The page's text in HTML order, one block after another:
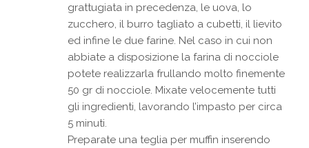
grattugiata in precedenza, le uova, lo
zucchero, il burro tagliato a cubetti, il lievito
ed infine le due farine. Nel caso in cui non
abbiate a disposizione la farina di nocciole
potete realizzarla frullando molto finemente
50 gr di nocciole. Mixate velocemente tutti
gli ingredienti, lavorando l’impasto per circa
5 minuti.
Preparate una teglia per muffin inserendo